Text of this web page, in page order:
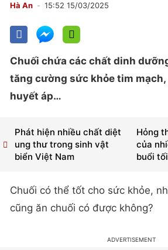
Hà An 15:52 15/03/2025
Chuối chứa các chất dinh
tăng cường sức khỏe tim
huyết áp…
Hỏng
của
buổi tối
Phát hiện nhiều chất diệt
ung thư trong sinh vật
biển Việt Nam
Chuối có thể tốt cho sức khỏe,
cũng ăn chuối có được không?